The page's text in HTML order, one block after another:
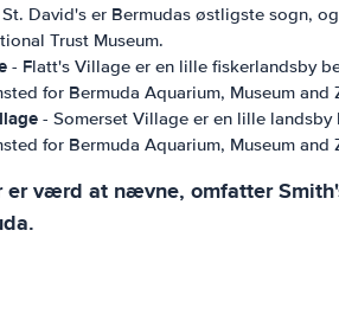
David's er Bermudas østligste sogn,
Trust Museum.
- Flatt's Village er en lille fiskerlandsby
for Bermuda Aquarium, Museum
- Somerset Village er en lille
for Bermuda Aquarium, Museum
er værd at nævne, omfatter